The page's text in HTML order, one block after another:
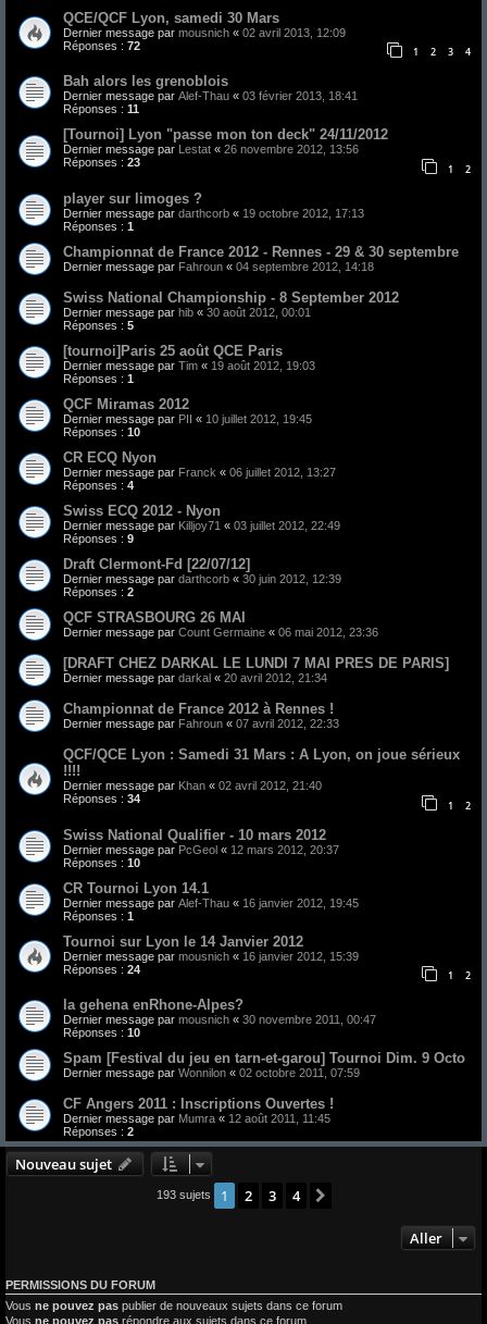
QCE/QCF Lyon, samedi 30 Mars
Dernier message par mousnich « 02 avril 2013, 12:09
Réponses : 72 1 2 3 4
Bah alors les grenoblois
Dernier message par Alef-Thau « 03 février 2013, 18:41
Réponses : 11
[Tournoi] Lyon "passe mon ton deck" 24/11/2012
Dernier message par Lestat « 26 novembre 2012, 13:56
Réponses : 23 1 2
player sur limoges ?
Dernier message par darthcorb « 19 octobre 2012, 17:13
Réponses : 1
Championnat de France 2012 - Rennes - 29 & 30 septembre
Dernier message par Fahroun « 04 septembre 2012, 14:18
Swiss National Championship - 8 September 2012
Dernier message par hib « 30 août 2012, 00:01
Réponses : 5
[tournoi]Paris 25 août QCE Paris
Dernier message par Tim « 19 août 2012, 19:03
Réponses : 1
QCF Miramas 2012
Dernier message par PII « 10 juillet 2012, 19:45
Réponses : 10
CR ECQ Nyon
Dernier message par Franck « 06 juillet 2012, 13:27
Réponses : 4
Swiss ECQ 2012 - Nyon
Dernier message par Killjoy71 « 03 juillet 2012, 22:49
Réponses : 9
Draft Clermont-Fd [22/07/12]
Dernier message par darthcorb « 30 juin 2012, 12:39
Réponses : 2
QCF STRASBOURG 26 MAI
Dernier message par Count Germaine « 06 mai 2012, 23:36
[DRAFT CHEZ DARKAL LE LUNDI 7 MAI PRES DE PARIS]
Dernier message par darkal « 20 avril 2012, 21:34
Championnat de France 2012 à Rennes !
Dernier message par Fahroun « 07 avril 2012, 22:33
QCF/QCE Lyon : Samedi 31 Mars : A Lyon, on joue sérieux
!!!!
Dernier message par Khan « 02 avril 2012, 21:40
Réponses : 34 1 2
Swiss National Qualifier - 10 mars 2012
Dernier message par PcGeol « 12 mars 2012, 20:37
Réponses : 10
CR Tournoi Lyon 14.1
Dernier message par Alef-Thau « 16 janvier 2012, 19:45
Réponses : 1
Tournoi sur Lyon le 14 Janvier 2012
Dernier message par mousnich « 16 janvier 2012, 15:39
Réponses : 24 1 2
la gehena enRhone-Alpes?
Dernier message par mousnich « 30 novembre 2011, 00:47
Réponses : 10
Spam [Festival du jeu en tarn-et-garou] Tournoi Dim. 9 Octo
Dernier message par Wonnilon « 02 octobre 2011, 07:59
CF Angers 2011 : Inscriptions Ouvertes !
Dernier message par Mumra « 12 août 2011, 11:45
Réponses : 2
Nouveau sujet
193 sujets 1 2 3 4
Aller
PERMISSIONS DU FORUM
Vous ne pouvez pas publier de nouveaux sujets dans ce forum
Vous ne pouvez pas répondre aux sujets dans ce forum